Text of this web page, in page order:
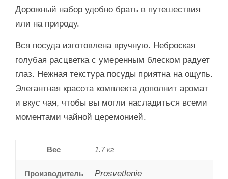
Дорожный набор удобно брать в путешествия
или на природу.
Вся посуда изготовлена вручную. Неброская
голубая расцветка с умеренным блеском радует
глаз. Нежная текстура посуды приятна на ощупь.
Элегантная красота комплекта дополнит аромат
и вкус чая, чтобы вы могли насладиться всеми
моментами чайной церемонией.
Вес 1.7 кг
Производитель Prosvetlenie